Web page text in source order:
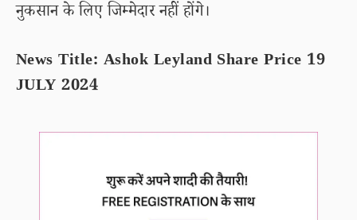
नुकसान के लिए जिम्मेदार नहीं होंगे।
News Title: Ashok Leyland Share Price 19
JULY 2024